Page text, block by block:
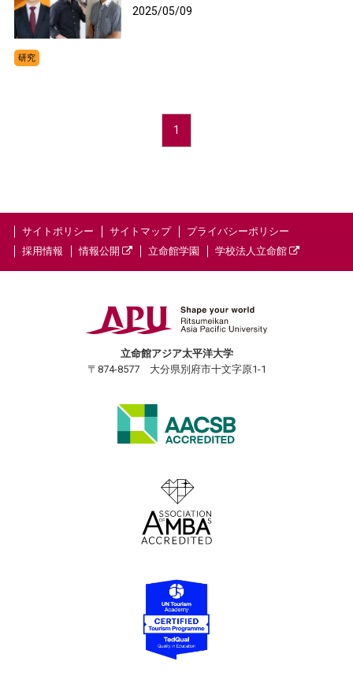
2025/05/09
研究
1
サイトポリシー サイトマップ
プライバシーポリシー
採用情報
情報公開 立命館学園 学校法人立命館
立命館アジア太平洋大学
〒874-8577 大分県別府市十文字原1-1